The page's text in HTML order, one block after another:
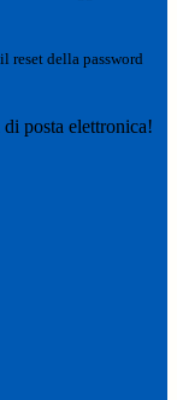
reset della password
posta elettronica!